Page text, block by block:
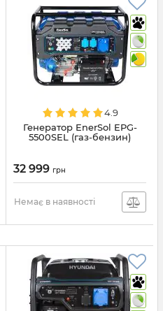
4.9
Генератор EnerSol EPG-
5500SEL (газ-бензин)
32 999 грн
Немає в наявності